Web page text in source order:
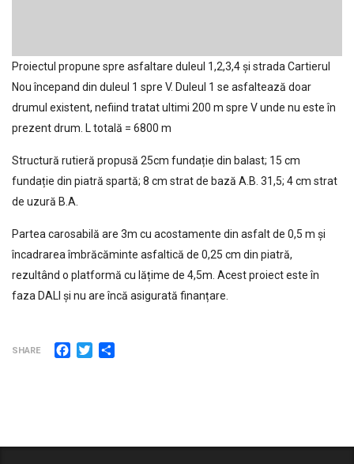
Proiectul propune spre asfaltare duleul 1,2,3,4 și strada Cartierul
Nou începand din duleul 1 spre V. Duleul 1 se asfaltează doar
drumul existent, nefiind tratat ultimi 200 m spre V unde nu este în
prezent drum. L totală = 6800 m
Structură rutieră propusă 25cm fundație din balast; 15 cm
fundație din piatră spartă; 8 cm strat de bază A.B. 31,5; 4 cm strat
de uzură B.A.
Partea carosabilă are 3m cu acostamente din asfalt de 0,5 m și
încadrarea îmbrăcăminte asfaltică de 0,25 cm din piatră,
rezultând o platformă cu lățime de 4,5m. Acest proiect este în
faza DALI și nu are încă asigurată finanțare.
SHARE Facebook
Twitter